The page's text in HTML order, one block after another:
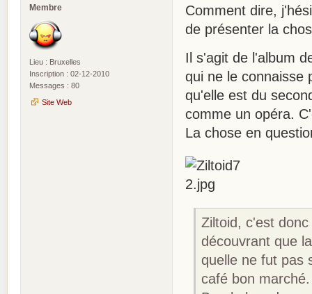
Membre
Lieu : Bruxelles
Inscription : 02-12-2010
Messages : 80
Site Web
Comment dire,
de présenter la
Il s'agit de l'album
qui ne le connaisse
qu'elle est du
comme un opéra.
La chose en
Ziltoid, c'est
découvrant que
quelle ne fut pas
café bon marché.